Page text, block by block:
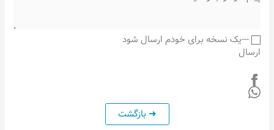
---یک نسخه برای خودم ارسال شود
ارسال